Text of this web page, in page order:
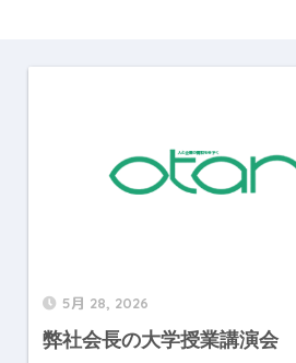
5月 28, 2026
弊社会長の大学授業講演会